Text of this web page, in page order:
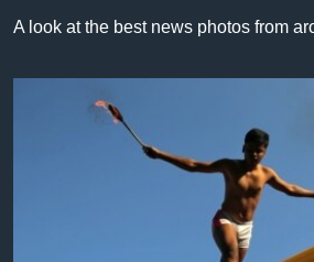
หน้า
ข้าม
ไทย
วิทยาศาสตร์
สังคมและสุขภาพ
A look at the best news photos from